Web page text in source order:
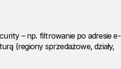
– np. filtrowanie po adresie e-
(regiony sprzedażowe, działy,